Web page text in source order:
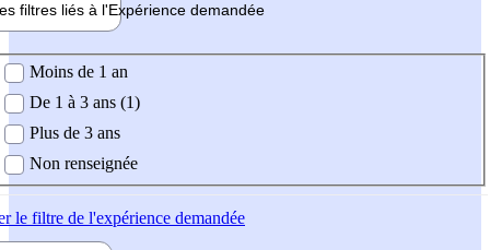
filtres liés à l'Expérience demandée
demandée
Moins de 1 an
De 1 à 3 ans (1)
Plus de 3 ans
Non renseignée
le filtre de l'expérience demandée